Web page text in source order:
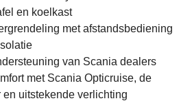
en koelkast
met afstandsbediening
van Scania dealers
met Scania Opticruise, de
en uitstekende verlichting